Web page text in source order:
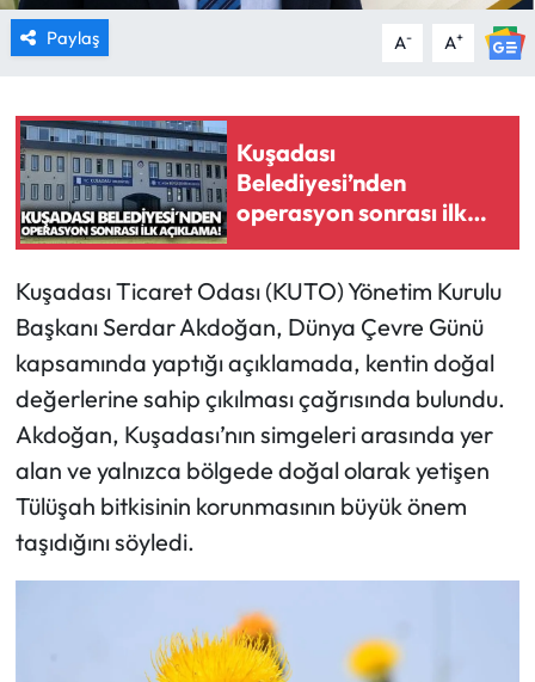
Paylaş A- A+
Kuşadası
Belediyesi’nden
operasyon sonrası ilk
açıklama!
Kuşadası Ticaret Odası (KUTO) Yönetim Kurulu
Başkanı Serdar Akdoğan, Dünya Çevre Günü
kapsamında yaptığı açıklamada, kentin doğal
değerlerine sahip çıkılması çağrısında bulundu.
Akdoğan, Kuşadası’nın simgeleri arasında yer
alan ve yalnızca bölgede doğal olarak yetişen
Tülüşah bitkisinin korunmasının büyük önem
taşıdığını söyledi.
HABER İLAN